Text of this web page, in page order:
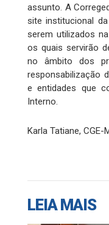
assunto. A
site institucional
serem utilizados
os quais servirão
no âmbito dos
responsabilização
e entidades que
Interno.
Karla Tatiane, CGE-
LEIA MAIS